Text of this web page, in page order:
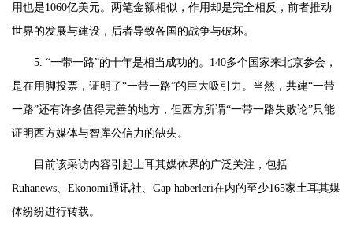
用也是1060亿美元。两笔金额相似，作用却是完全相反，前者推动
世界的发展与建设，后者导致各国的战争与破坏。
5. “一带一路”的十年是相当成功的。140多个国家来北京参会，
是在用脚投票，证明了“一带一路”的巨大吸引力。当然，共建“一带
一路”还有许多值得完善的地方，但西方所谓“一带一路失败论”只能
证明西方媒体与智库公信力的缺失。
目前该采访内容引起土耳其媒体界的广泛关注，包括
Ruhanews、Ekonomi通讯社、Gap haberleri在内的至少165家土耳其媒
体纷纷进行转载。